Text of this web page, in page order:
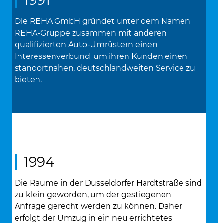
Die REHA GmbH gründet unter dem Namen
REHA-Gruppe zusammen mit anderen
qualifizierten Auto-Umrüstern einen
Interessenverbund, um ihren Kunden einen
standortnahen, deutschlandweiten Service zu
bieten.
1994
Die Räume in der Düsseldorfer Hardtstraße sind
zu klein geworden, um der gestiegenen
Anfrage gerecht werden zu können. Daher
erfolgt der Umzug in ein neu errichtetes